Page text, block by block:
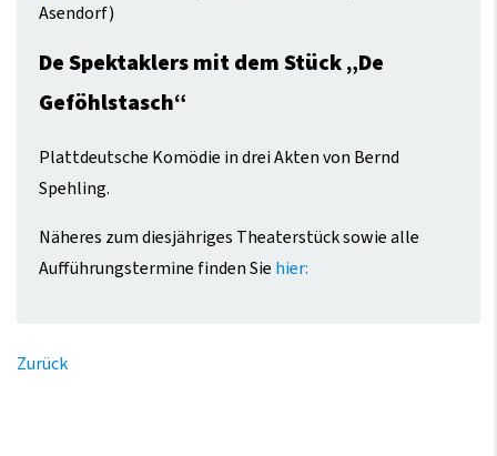
Asendorf)
De Spektaklers mit dem Stück „De
Geföhlstasch“
Plattdeutsche Komödie in drei Akten von Bernd
Spehling.
Näheres zum diesjähriges Theaterstück sowie alle
Aufführungstermine finden Sie hier:
Zurück